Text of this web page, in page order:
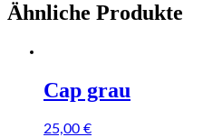
Ähnliche Produkte
Cap grau
25,00 €